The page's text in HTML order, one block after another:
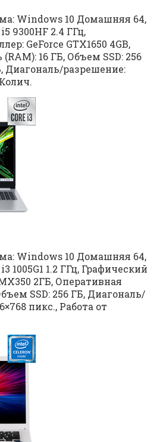
Windows 10 Домашняя 64,
9300HF 2.4 ГГц,
GeForce GTX1650 4GB,
16 ГБ, Объем SSD: 256
Диагональ/разрешение:
Windows 10 Домашняя 64,
1005G1 1.2 ГГц, Графический
2ГБ, Оперативная
SSD: 256 ГБ, Диагональ/
пикс., Работа от